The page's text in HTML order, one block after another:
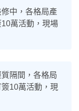
中，各格局產
萬活動，現場
隔間，各格局
10萬活動，現